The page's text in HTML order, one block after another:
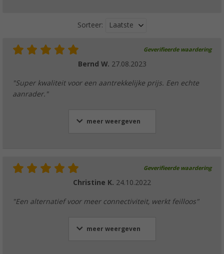
Sorteer: Laatste
Geverifieerde waardering
Bernd W. 27.08.2023
"Super kwaliteit voor een aantrekkelijke prijs. Een echte
aanrader."
meer weergeven
Geverifieerde waardering
Christine K. 24.10.2022
"Een alternatief voor meer connectiviteit, werkt feilloos"
meer weergeven